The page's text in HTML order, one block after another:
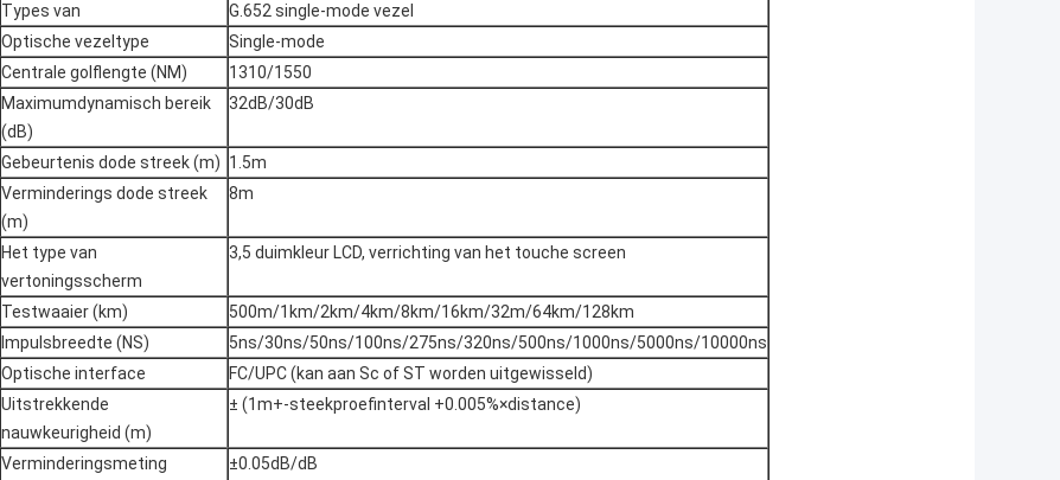
Types van
G.652 single-mode vezel
Optische vezeltype
Single-mode
Centrale golflengte (NM)
1310/1550
Maximumdynamisch bereik
(dB)
32dB/30dB
Gebeurtenis dode streek (m) 1.5m
Verminderings dode streek
(m)
8m
Het type van
vertoningsscherm
3,5 duimkleur LCD, verrichting van het touche screen
Testwaaier (km)
500m/1km/2km/4km/8km/16km/32m/64km/128km
Impulsbreedte (NS)
5ns/30ns/50ns/100ns/275ns/320ns/500ns/1000ns/5000ns/10000ns
Optische interface
FC/UPC (kan aan Sc of ST worden uitgewisseld)
Uitstrekkende
nauwkeurigheid (m)
± (1m+-steekproefinterval +0.005%×distance)
Verminderingsmeting
±0.05dB/dB